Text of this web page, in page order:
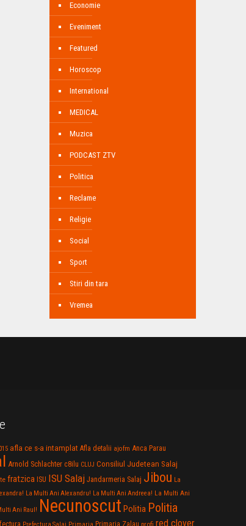
Economie
Eveniment
Featured
Horoscop
International
MEDICAL
Muzica
PODCAST ZTV
Politica
Reclame
Religie
Social
Sport
Stiri din tara
Vremea
afla ce s-a intamplat Afla detalii ajofm Anca Parau
Arnold Schlachter c8ilu CLUJ Consiliul Judetean Salaj
fratzica ISU ISU Salaj Jandarmeria Salaj Jibou La
La Multi Ani Alexandru! La Multi Ani Andreea! La Multi Ani
Ani Raul! Necunoscut Politia Politia
Primaria Zalau profi red clover